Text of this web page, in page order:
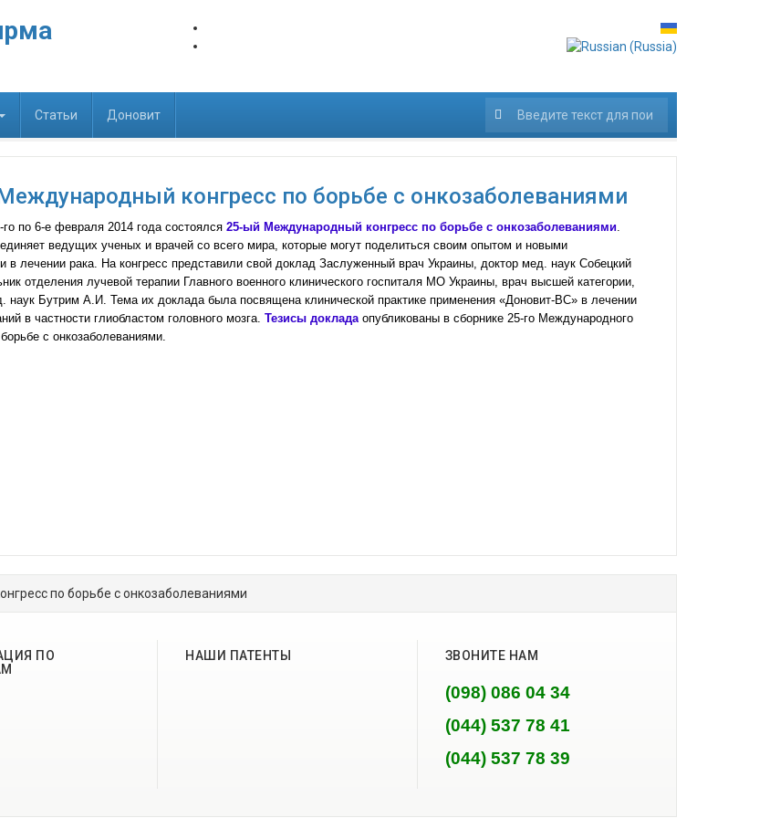
Статьи Доновит 222
конгресс по борьбе с онкозаболеваниями
по 6-е февраля 2014 года состоялся 25-ый Международный конгресс по борьбе с онкозаболеваниями.
ведущих ученых и врачей со всего мира, которые могут поделиться своим опытом и новыми
в лечении рака. На конгресс представили свой доклад Заслуженный врач Украины, доктор мед. наук Собецкий
отделения лучевой терапии Главного военного клинического госпиталя МО Украины, врач высшей категории,
наук Бутрим А.И. Тема их доклада была посвящена клинической практике применения «Доновит-ВС» в лечении
в частности глиобластом головного мозга. Тезисы докладаопубликованы в сборнике 25-го Международного
с онкозаболеваниями.
по борьбе с онкозаболеваниями
ПО
НАШИ ПАТЕНТЫ ЗВОНИТЕ НАМ
(098) 086 04 34
(044) 537 78 41
(044) 537 78 39